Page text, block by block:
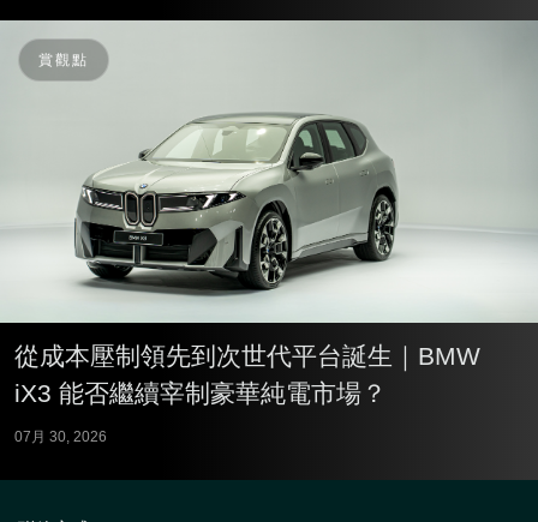
賞觀點
從成本壓制領先到次世代平台誕生｜BMW
iX3 能否繼續宰制豪華純電市場？
07月 30, 2026